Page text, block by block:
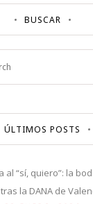
BUSCAR
ÚLTIMOS POSTS
al “sí, quiero”: la
la DANA de